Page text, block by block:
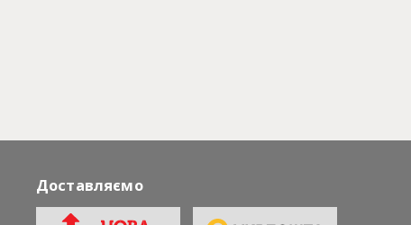
Доставляємо